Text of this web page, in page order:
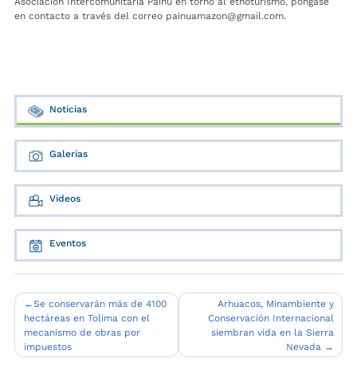
en contacto a través del correo painuamazon@gmail.com.
Noticias
Galerías
Videos
Eventos
Navegación
de
entradas
Se conservarán más de 4100
hectáreas en Tolima con el
mecanismo de obras por
impuestos
Arhuacos, Minambiente y
Conservación Internacional
siembran vida en la Sierra
Nevada